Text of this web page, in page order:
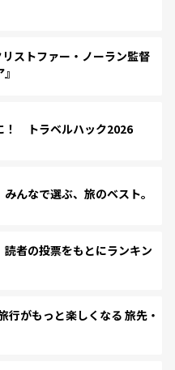
ストファー・ノーラン監督
！ トラベルハック2026
んなで選ぶ、旅のベスト。
者の投票をもとにランキン
がもっと楽しくなる 旅先・